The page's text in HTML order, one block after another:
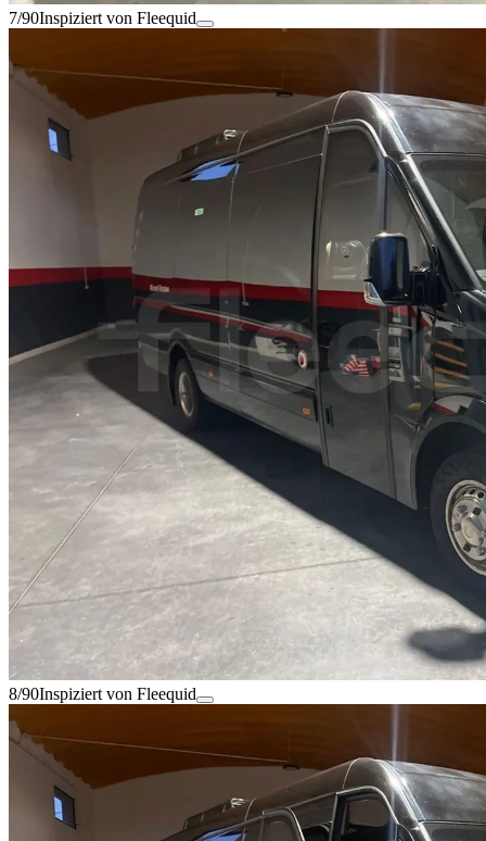
7/90Inspiziert von Fleequid
8/90Inspiziert von Fleequid